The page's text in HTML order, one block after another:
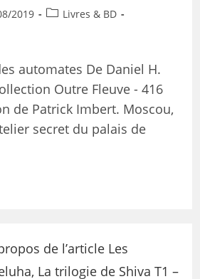
2019
Livres & BD
automates De Daniel H.
Outre Fleuve - 416
de Patrick Imbert. Moscou,
secret du palais de